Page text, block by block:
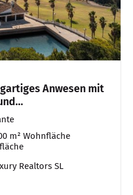
Anwesen mit
m² Wohnfläche
Realtors SL